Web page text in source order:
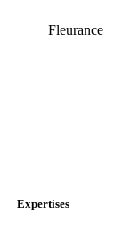
Fleurance
Expertises